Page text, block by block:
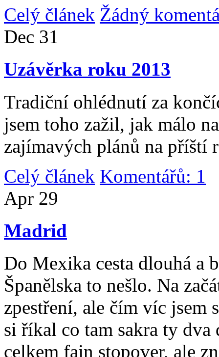
Celý článek Žádný
Dec 31
Uzávěrka roku 2013
Tradiční ohlédnutí za
jsem toho zažil, jak málo
zajímavých plánů na příští
Celý článek Komentářů: 1
Apr 29
Madrid
Do Mexika cesta dlouhá a
Španělska to nešlo. Na
zpestření, ale čím víc jsem
si říkal co tam sakra ty
celkem fajn stopover, ale